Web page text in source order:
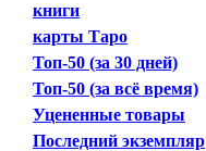
книги
карты Таро
Топ-50 (за 30 дней)
Топ-50 (за всё время)
Уцененные товары
Последний экземпляр